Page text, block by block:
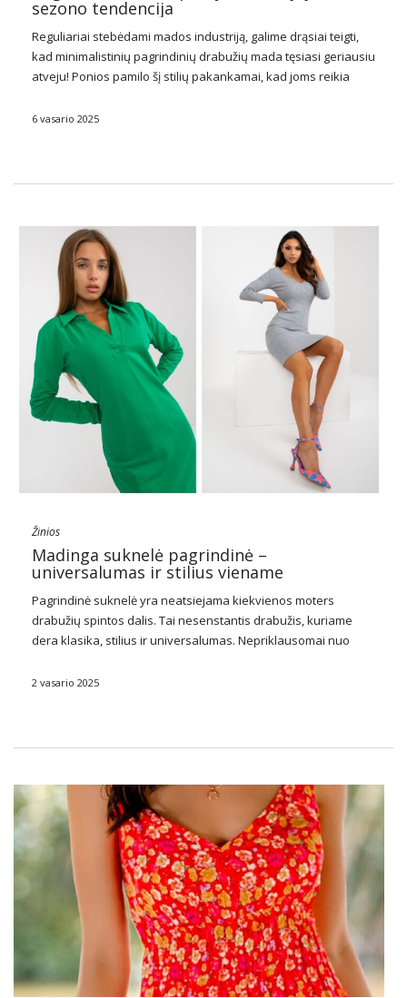
sezono tendencija
Reguliariai stebėdami mados industriją, galime drąsiai teigti,
kad minimalistinių pagrindinių drabužių mada tęsiasi geriausiu
atveju! Ponios pamilo šį stilių pakankamai, kad joms reikia
orą. Artėjant vasarai, ant viršaus dabar bus ne tik …
6 vasario 2025
Žinios
Madinga suknelė pagrindinė –
universalumas ir stilius viename
Pagrindinė suknelė yra neatsiejama kiekvienos moters
drabužių spintos dalis. Tai nesenstantis drabužis, kuriame
dera klasika, stilius ir universalumas. Nepriklausomai nuo
daugelio išvaizdų pagrindas, nuo kasdienių išvaizdų iki
2 vasario 2025